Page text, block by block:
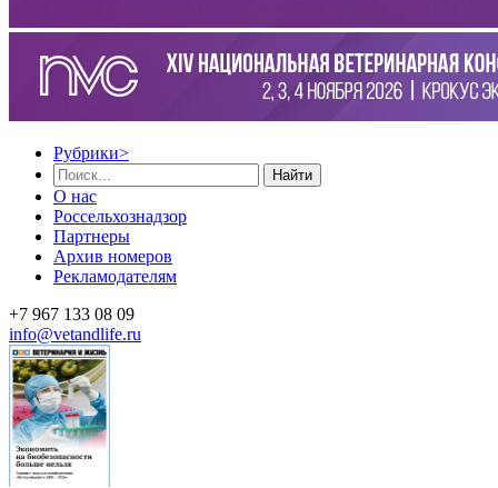
Рубрики>
Найти
О нас
Россельхознадзор
Партнеры
Архив номеров
Рекламодателям
+7 967 133 08 09
info@vetandlife.ru